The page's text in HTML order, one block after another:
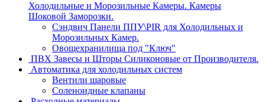
Холодильные и Морозильные Камеры. Камеры
Шоковой Заморозки.
Сэндвич Панели ППУ\PIR для Холодильных и
Морозильных Камер.
Овощехранилища под "Ключ"
ПВХ Завесы и Шторы Силиконовые от Производителя.
Автоматика для холодильных систем
Вентили шаровые
Соленоидные клапаны